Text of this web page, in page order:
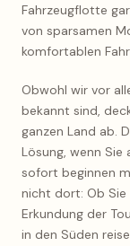
Fahrzeugflotte
von sparsamen
komfortablen
Obwohl wir vor
bekannt sind,
ganzen Land ab.
Lösung, wenn Sie
sofort beginnen
nicht dort: Ob Sie
Erkundung der
in den Süden